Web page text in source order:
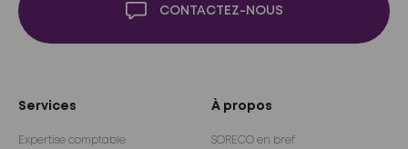
CONTACTEZ-NOUS
Services
Expertise comptable
À propos
SORECO en bref